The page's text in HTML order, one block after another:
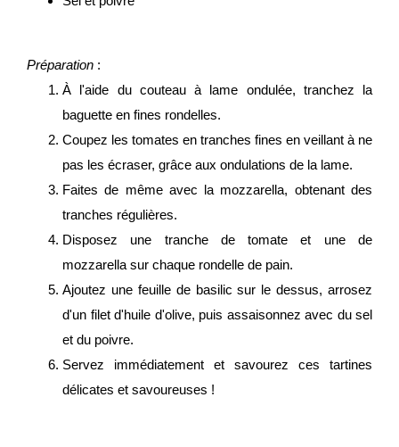
Préparation :
À l'aide du couteau à lame ondulée, tranchez la
baguette en fines rondelles.
Coupez les tomates en tranches fines en veillant à ne
pas les écraser, grâce aux ondulations de la lame.
Faites de même avec la mozzarella, obtenant des
tranches régulières.
Disposez une tranche de tomate et une de
mozzarella sur chaque rondelle de pain.
Ajoutez une feuille de basilic sur le dessus, arrosez
d'un filet d'huile d'olive, puis assaisonnez avec du sel
et du poivre.
Servez immédiatement et savourez ces tartines
délicates et savoureuses !